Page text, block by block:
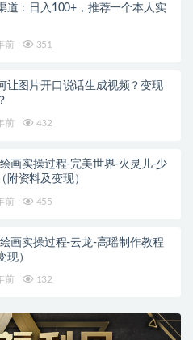
道：日入100+，推荐一个本人实
前 351
让图片开口说话生成视频？变现
前 432
画实操过程-完美世界-火灵儿-少
附资料及变现）
前 455
画实操过程-云龙-高瑶制作教程
现）
前 132